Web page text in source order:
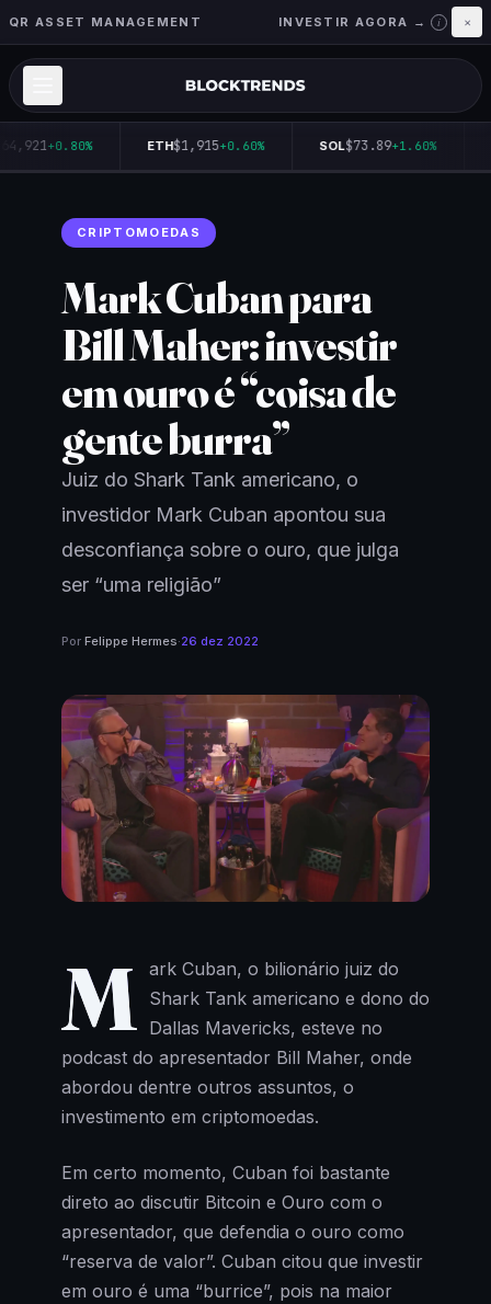
QR ASSET MANAGEMENT INVESTIR AGORA → i ×
+0.80% ETH$1,915+0.60% SOL$73.89+1.60%
CRIPTOMOEDAS
Mark Cuban para
Bill Maher: investir
em ouro é “coisa de
gente burra”
Juiz do Shark Tank americano, o
investidor Mark Cuban apontou sua
desconfiança sobre o ouro, que julga
ser “uma religião”
Por Felippe Hermes·26 dez 2022
M ark Cuban, o bilionário juiz do
Shark Tank americano e dono do
Dallas Mavericks, esteve no
podcast do apresentador Bill Maher, onde
abordou dentre outros assuntos, o
investimento em criptomoedas.
Em certo momento, Cuban foi bastante
direto ao discutir Bitcoin e Ouro com o
apresentador, que defendia o ouro como
“reserva de valor”. Cuban citou que investir
em ouro é uma “burrice”, pois na maior